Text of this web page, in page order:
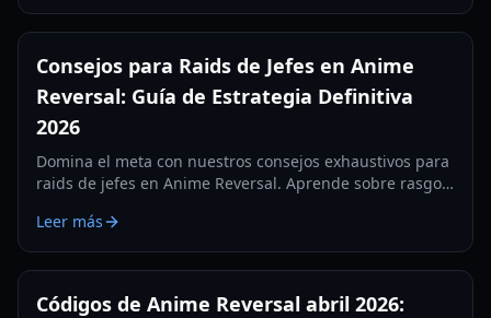
Consejos para Raids de Jefes en Anime
Reversal: Guía de Estrategia Definitiva
2026
Domina el meta con nuestros consejos exhaustivos para
raids de jefes en Anime Reversal. Aprende sobre rasgos
para 2026.
Leer más
Códigos de Anime Reversal abril 2026: